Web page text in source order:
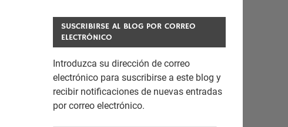
SUSCRIBIRSE AL BLOG POR CORREO
ELECTRÓNICO
Introduzca su dirección de correo
electrónico para suscribirse a este blog y
recibir notificaciones de nuevas entradas
por correo electrónico.